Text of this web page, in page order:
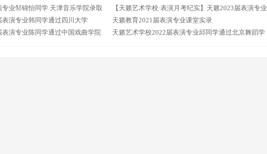
专业邹锦怡同学 天津音乐学院录取
表演专业韩同学通过四川大学
表演专业陈同学通过中国戏曲学院
【天籁艺术学校·表演月考纪实】天籁2023届表演专业
10月月考现场直击!
天籁教育2021届表演专业课堂实录
天籁艺术学校2022届表演专业邱同学通过北京舞蹈学